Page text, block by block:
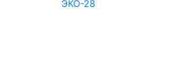
ЭКО-28